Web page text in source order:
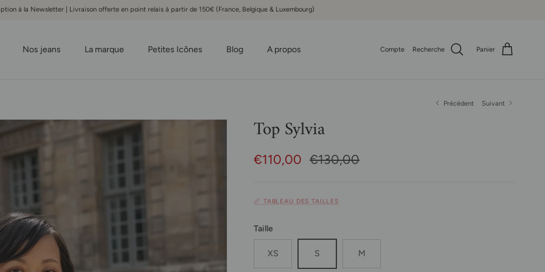
à la Newsletter | Livraison offerte en point relais à partir de 150€ (France, Belgique & Luxembourg)
Nos jeans La marque Petites Icônes Blog A propos Compte Recherche Panier
Précédent Suivant
Top Sylvia
Prix soldé
€110,00 Prix habituel
€130,00
📏 TABLEAU DES TAILLES
Taille
XS S M